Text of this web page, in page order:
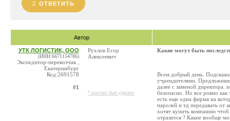
ОТВЕТИТЬ
Автор
УТК ЛОГИСТИК, ООО
(ИНН:6671154786)
Экспедитор-перевозчик ,
Екатеринбург
Код:2691578
#1
Рухлов Егор
Алексеевич
* контакт был удален
Какие могут быть
Всем добрый день.
учреидителями.
далее с заменой директора.
безопасно. Но все ровно
есть еще одна фирма на
паролей и тд передавать от
хотят купить компанию
отразится ? Какие вообще